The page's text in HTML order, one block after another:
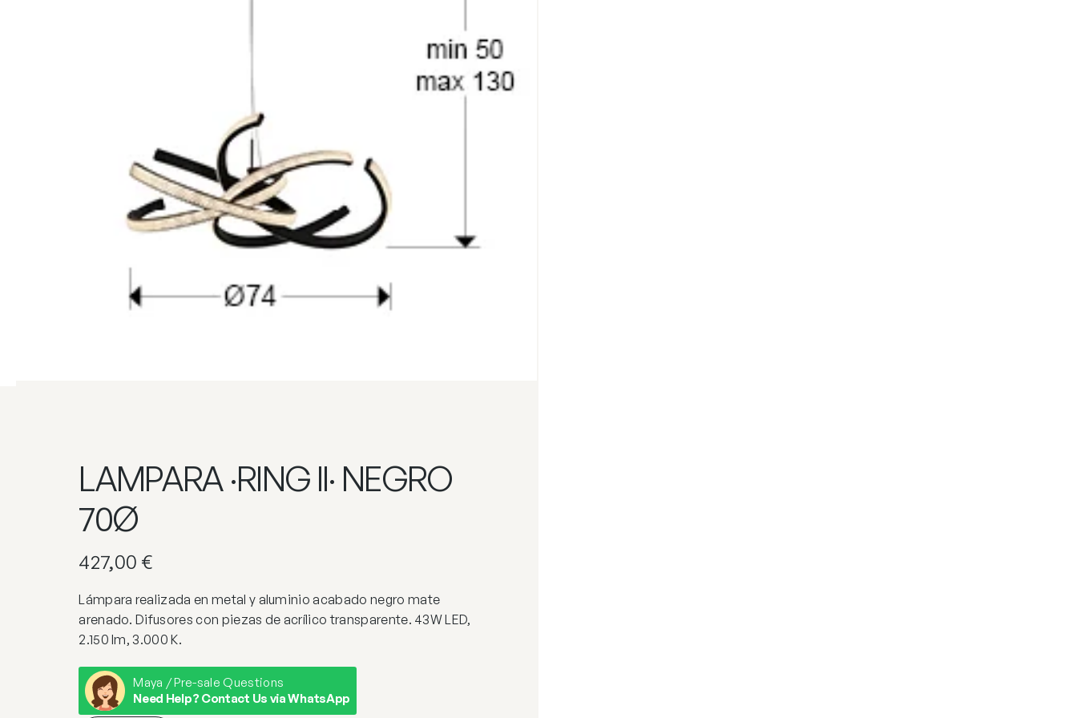
LAMPARA ·RING II· NEGRO
70Ø
427,00 €
Lámpara realizada en metal y aluminio acabado negro mate
arenado. Difusores con piezas de acrílico transparente. 43W LED,
2.150 lm, 3.000 K.
Maya / Pre-sale Questions
Need Help? Contact Us via WhatsApp